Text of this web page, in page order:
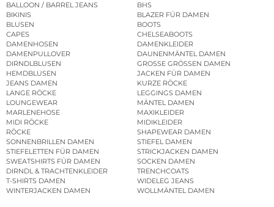
BALLOON / BARREL JEANS
BHS
BIKINIS
BLAZER FÜR DAMEN
BLUSEN
BOOTS
CAPES
CHELSEABOOTS
DAMENHOSEN
DAMENKLEIDER
DAMENPULLOVER
DAUNENMÄNTEL DAMEN
DIRNDLBLUSEN
GROSSE GRÖSSEN DAMEN
HEMDBLUSEN
JACKEN FÜR DAMEN
JEANS DAMEN
KURZE RÖCKE
LANGE RÖCKE
LEGGINGS DAMEN
LOUNGEWEAR
MÄNTEL DAMEN
MARLENEHOSE
MAXIKLEIDER
MIDI RÖCKE
MIDIKLEIDER
RÖCKE
SHAPEWEAR DAMEN
SONNENBRILLEN DAMEN
STIEFEL DAMEN
STIEFELETTEN FÜR DAMEN
STRICKJACKEN DAMEN
SWEATSHIRTS FÜR DAMEN
SOCKEN DAMEN
DIRNDL & TRACHTENKLEIDER
TRENCHCOATS
T-SHIRTS DAMEN
WIDELEG JEANS
WINTERJACKEN DAMEN
WOLLMÄNTEL DAMEN